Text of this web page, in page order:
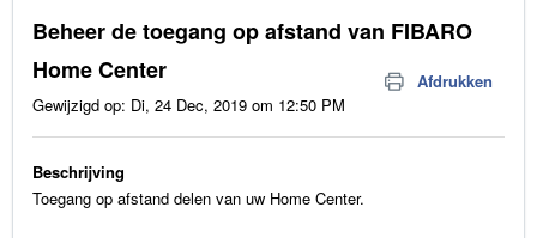
Beheer de toegang op afstand van FIBARO
Home Center
Afdrukken
Gewijzigd op: Di, 24 Dec, 2019 om 12:50 PM
Beschrijving
Toegang op afstand delen van uw Home Center.